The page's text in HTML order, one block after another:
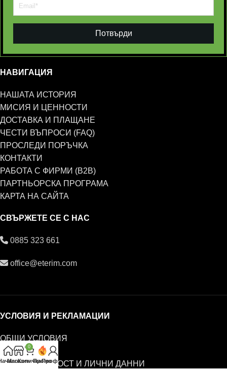
Потвърди
НАВИГАЦИЯ
НАШАТА ИСТОРИЯ
МИСИЯ И ЦЕННОСТИ
ДОСТАВКА И ПЛАЩАНЕ
ЧЕСТИ ВЪПРОСИ (FAQ)
ПРОСЛЕДИ ПОРЪЧКА
КОНТАКТИ
РАБОТА С ФИРМИ (B2B)
ПАРТНЬОРСКА ПРОГРАМА
КАРТА НА САЙТА
СВЪРЖЕТЕ СЕ С НАС
0885 323 661
office@eterim.com
УСЛОВИЯ И РЕКЛАМАЦИИ
ОБЩИ УСЛОВИЯ
РЕКЛАМАЦИИ
ПОВЕРИТЕЛНОСТ И ЛИЧНИ ДАННИ
Магазин
0
КоличкаПромоПрофил